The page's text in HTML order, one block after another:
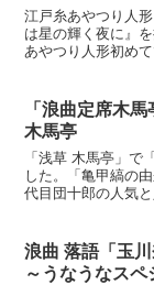
江戸糸あやつり人
は星の輝く夜に』
あやつり人形初め
「浪曲定席木
木馬亭
「浅草 木馬亭」
した。「亀甲縞の
代目団十郎の人気
浪曲 落語「玉
～うなうなス